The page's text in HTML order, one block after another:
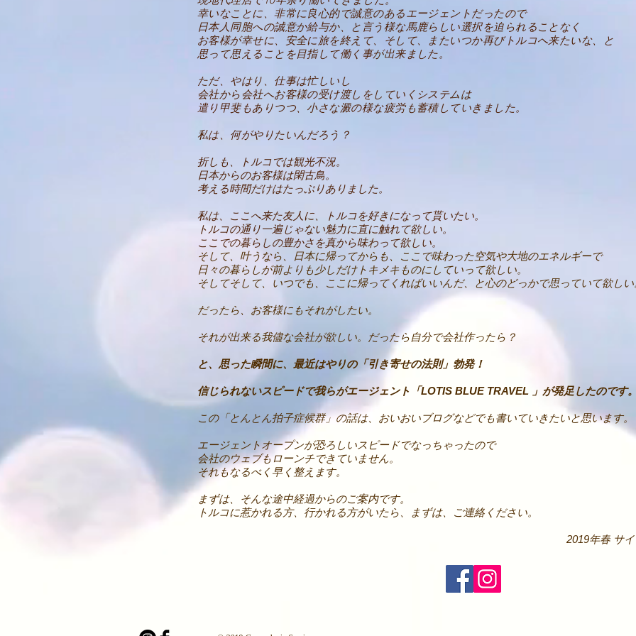
幸いなことに、非常に良心的で誠意のあるエージェントだったので
日本人同胞への誠意か給与か、と言う様な馬鹿らしい選択を迫られることなく
お客様が幸せに、安全に旅を終えて、そして、またいつか再びトルコへ来たいな、と
思って思えることを目指して働く事が出来ました。
ただ、やはり、仕事は忙しいし
会社から会社へお客様の受け渡しをしていくシステムは
遣り甲斐もありつつ、小さな澱の様な疲労も蓄積していきました。
​私は、何がやりたいんだろう？
折しも、トルコでは観光不況。
日本からのお客様は閑古鳥。
考える時間だけはたっぷりありました。
私は、ここへ来た友人に、トルコを好きになって貰いたい。
トルコの通り一遍じゃない魅力に直に触れて欲しい。
ここでの暮らしの豊かさを真から味わって欲しい。
そして、叶うなら、日本に帰ってからも、ここで味わった空気や大地のエネルギーで
日々の暮らしが前よりも少しだけトキメキものにしていって欲しい。
そしてそして、いつでも、ここに帰ってくればいいんだ、と心のどっかで思っていて欲しい
だったら、お客様にもそれがしたい。
それが出来る我儘な会社が欲しい。だったら自分で会社作ったら？
と、思った瞬間に、最近はやりの「引き寄せの法則」勃発！
信じられないスピードで我らがエージェント「LOTIS BLUE TRAVEL 」が発足したのです
この「とんとん拍子症候群」の話は、おいおいブログなどでも書いていきたいと思います。
エージェントオープンが恐ろしいスピードでなっちゃったので
会社のウェブもローンチできていません。
それもなるべく早く整えます。
​まずは、そんな途中経過からのご案内です。
トルコに惹かれる方、行かれる方がいたら、まずは、ご連絡ください。
2019年春 サ